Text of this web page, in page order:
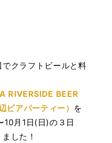
クラフトビールと料
RIVERSIDE BEER
ビアパーティー） を
月1日(日)の３日
した！